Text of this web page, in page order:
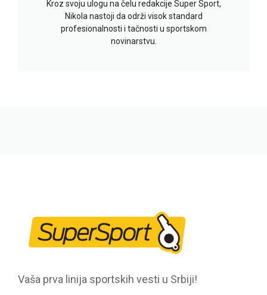
Kroz svoju ulogu na čelu redakcije Super Sport,
Nikola nastoji da održi visok standard
profesionalnosti i tačnosti u sportskom
novinarstvu.
Vaša prva linija sportskih vesti u Srbiji!